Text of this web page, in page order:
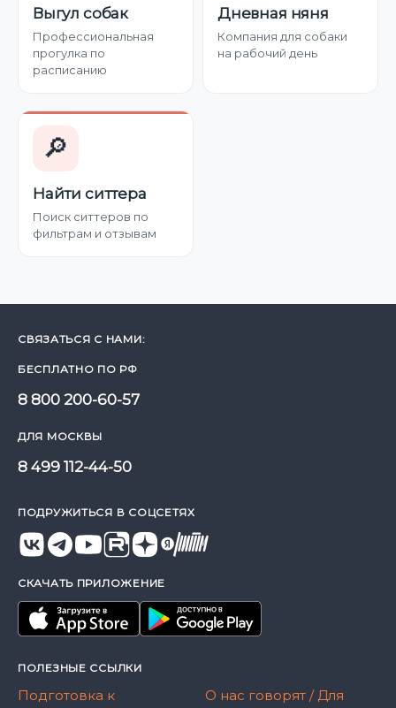
Выгул собак
Профессиональная
прогулка по
расписанию
Дневная няня
Компания для собаки
на рабочий день
🔎
Найти ситтера
Поиск ситтеров по
фильтрам и отзывам
СВЯЗАТЬСЯ С НАМИ:
БЕСПЛАТНО ПО РФ
8 800 200-60-57
ДЛЯ МОСКВЫ
8 499 112-44-50
ПОДРУЖИТЬСЯ В СОЦСЕТЯХ
СКАЧАТЬ ПРИЛОЖЕНИЕ
ПОЛЕЗНЫЕ ССЫЛКИ
Подготовка к
О нас говорят / Для